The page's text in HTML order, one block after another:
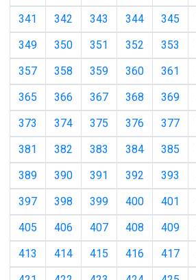
341
342 343 344 345
349
350 351 352 353
357
358 359 360 361
365
366 367 368 369
373
374 375 376 377
381
382 383 384 385
389
390 391 392 393
397
398 399 400 401
405
406 407 408 409
413
414 415 416 417